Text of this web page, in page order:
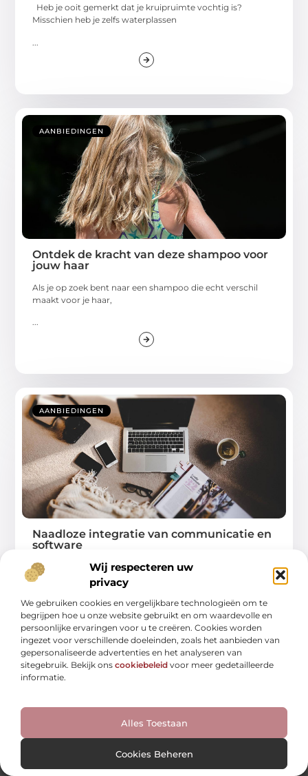
Wij respecteren uw
privacy
We gebruiken cookies en vergelijkbare technologieën om te
begrijpen hoe u onze website gebruikt en om waardevolle en
persoonlijke ervaringen voor u te creëren. Cookies worden
ingezet voor verschillende doeleinden, zoals het aanbieden van
gepersonaliseerde advertenties en het analyseren van
sitegebruik. Bekijk ons cookiebeleid voor meer gedetailleerde
informatie.
Alles Toestaan
Cookies Beheren
Heb je ooit gemerkt dat je kruipruimte vochtig is?
Misschien heb je zelfs waterplassen
AANBIEDINGEN
Ontdek de kracht van deze shampoo voor
jouw haar
Als je op zoek bent naar een shampoo die echt verschil
maakt voor je haar,
...
AANBIEDINGEN
Naadloze integratie van communicatie en
software
In de moderne zakenwereld is het cruciaal om al je
communicatiekanalen naadloos te integreren
...